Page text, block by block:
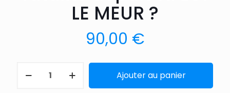
LE MEUR ?
90,00 €
Ajouter au panier